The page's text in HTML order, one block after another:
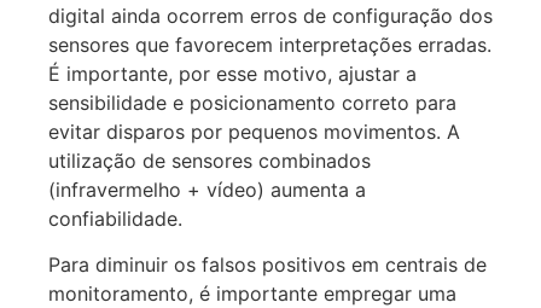
digital ainda ocorrem erros de configuração dos
sensores que favorecem interpretações erradas.
É importante, por esse motivo, ajustar a
sensibilidade e posicionamento correto para
evitar disparos por pequenos movimentos. A
utilização de sensores combinados
(infravermelho + vídeo) aumenta a
confiabilidade.
Para diminuir os falsos positivos em centrais de
monitoramento, é importante empregar uma